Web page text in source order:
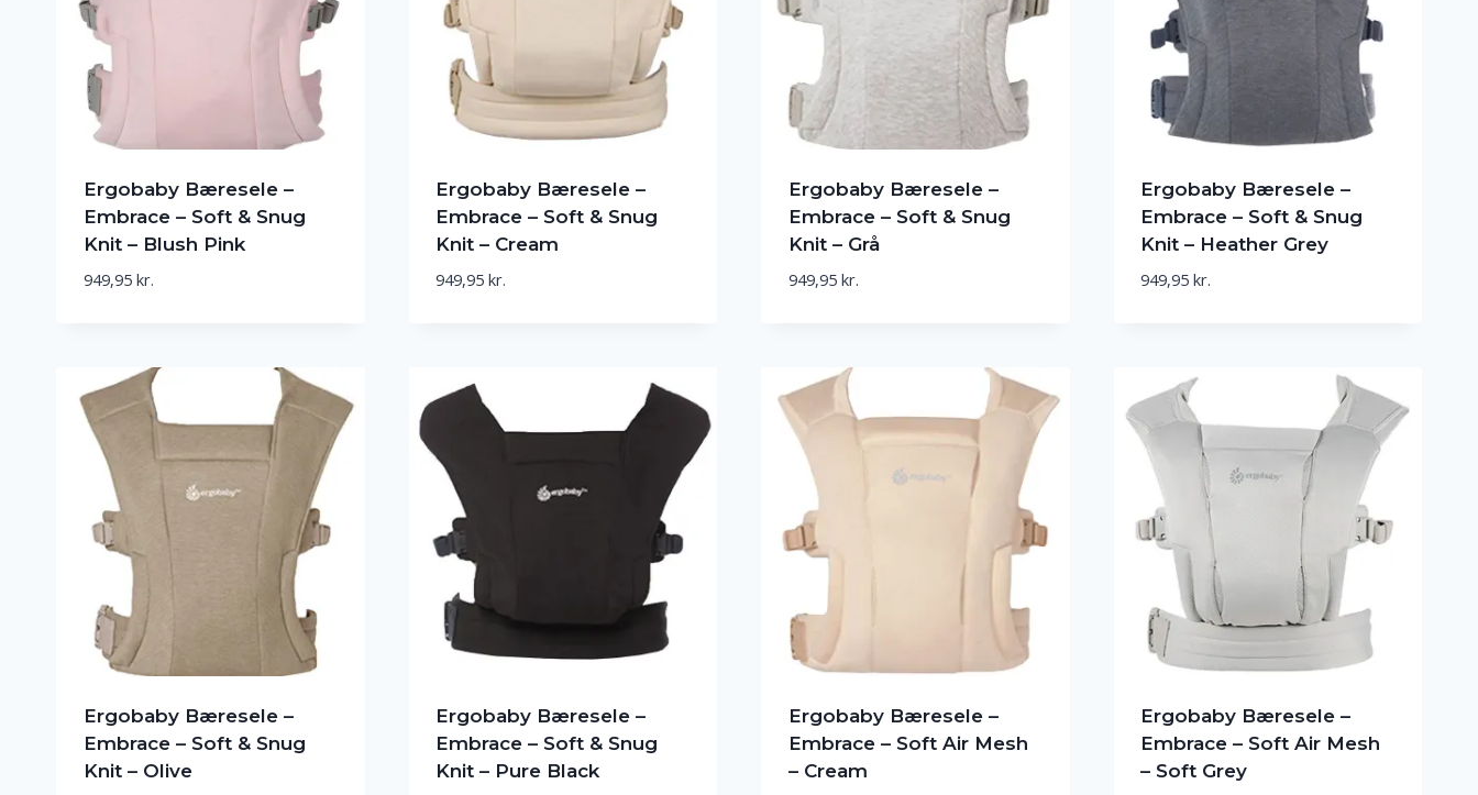
Ergobaby Bæresele –
Embrace – Soft & Snug
Knit – Blush Pink
949,95 kr.
Ergobaby Bæresele –
Embrace – Soft & Snug
Knit – Cream
949,95 kr.
Ergobaby Bæresele –
Embrace – Soft & Snug
Knit – Grå
949,95 kr.
Ergobaby Bæresele –
Embrace – Soft & Snug
Knit – Heather Grey
949,95 kr.
Ergobaby Bæresele –
Embrace – Soft & Snug
Knit – Olive
Ergobaby Bæresele –
Embrace – Soft & Snug
Knit – Pure Black
Ergobaby Bæresele –
Embrace – Soft Air Mesh
– Cream
Ergobaby Bæresele –
Embrace – Soft Air Mesh
– Soft Grey